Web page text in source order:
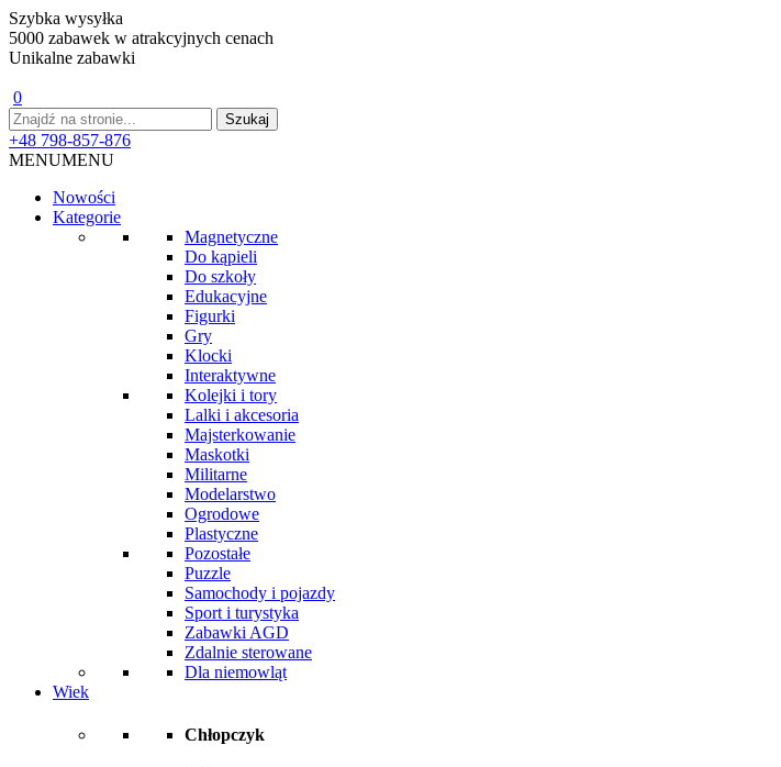
Szybka wysyłka
5000 zabawek w atrakcyjnych cenach
Unikalne zabawki
0
+48 798-857-876
MENUMENU
Nowości
Kategorie
Magnetyczne
Do kąpieli
Do szkoły
Edukacyjne
Figurki
Gry
Klocki
Interaktywne
Kolejki i tory
Lalki i akcesoria
Majsterkowanie
Maskotki
Militarne
Modelarstwo
Ogrodowe
Plastyczne
Pozostałe
Puzzle
Samochody i pojazdy
Sport i turystyka
Zabawki AGD
Zdalnie sterowane
Dla niemowląt
Wiek
Chłopczyk